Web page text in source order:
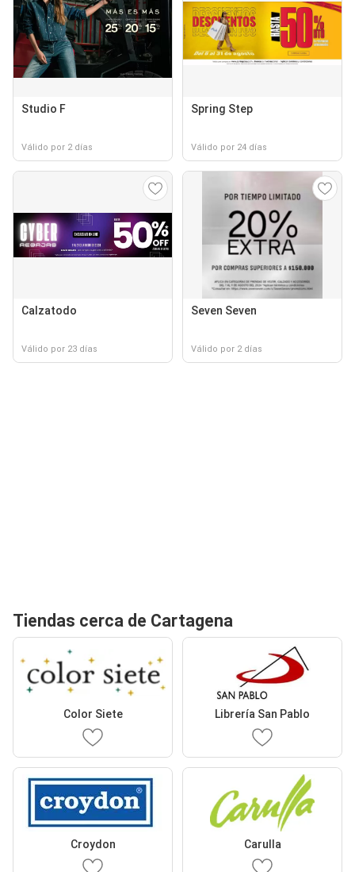
Studio F
Válido por 2 días
Spring Step
Válido por 24 días
Calzatodo
Válido por 23 días
Seven Seven
Válido por 2 días
Tiendas cerca de Cartagena
Color Siete Librería San Pablo
Croydon Carulla